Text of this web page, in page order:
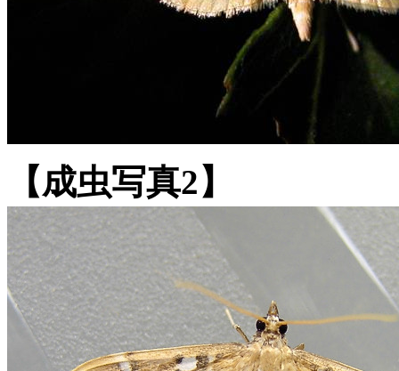
【成虫写真2】